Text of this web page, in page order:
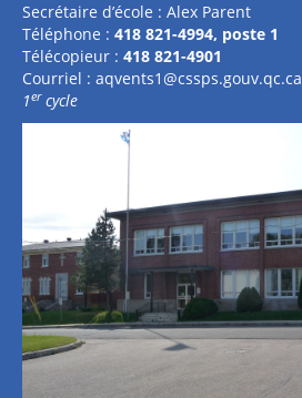
Secrétaire d’école : Alex Parent
Téléphone : 418 821-4994, poste 1
Télécopieur : 418 821-4901
Courriel : aqvents1@cssps.gouv.qc.ca
1ercycle